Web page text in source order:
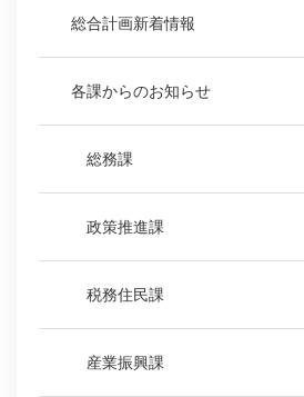
総合計画新着情報
各課からのお知らせ
総務課
政策推進課
税務住民課
産業振興課